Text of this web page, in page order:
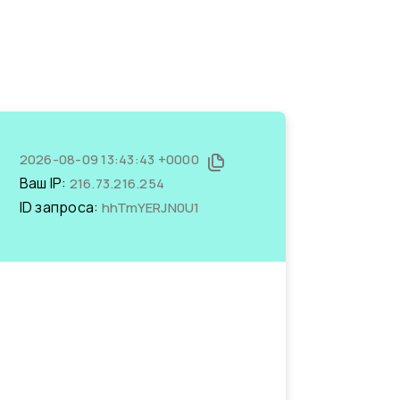
2026-08-09 13:43:43 +0000
Ваш IP: 216.73.216.254
ID запроса: hhTmYERJN0U1